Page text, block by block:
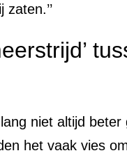
niet altijd
het vaak vies